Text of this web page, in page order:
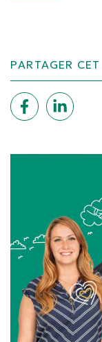
PARTAGER